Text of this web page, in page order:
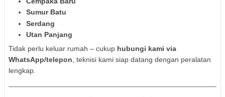
Sumur Batu
Serdang
Utan Panjang
Tidak perlu keluar rumah – cukup hubungi kami via
WhatsApp/telepon , teknisi kami siap datang dengan peralatan
lengkap.